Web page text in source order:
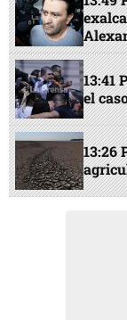
13:41
el
13:26